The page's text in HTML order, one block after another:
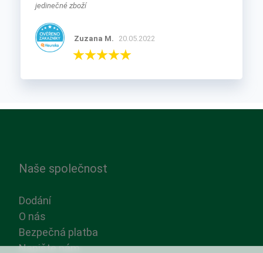
jedinečné zboží
Zuzana M. 20.05.2022
Naše společnost
Dodání
O nás
Bezpečná platba
Napište nám